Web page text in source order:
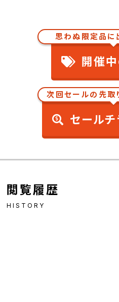
思わぬ限定品に
開催
次回セールの先取
セールチ
閲覧履歴
HISTORY